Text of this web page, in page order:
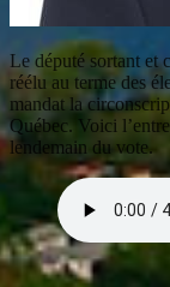
Le député sortant et
réélu au terme des
mandat la
Québec. Voici
lendemain du vote.